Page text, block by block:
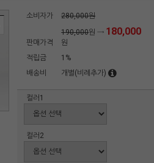
소비자가 280,000원
판매가격
190,000원 → 180,000
원
적립금
1%
배송비
개별(비례추가)
컬러1
컬러2